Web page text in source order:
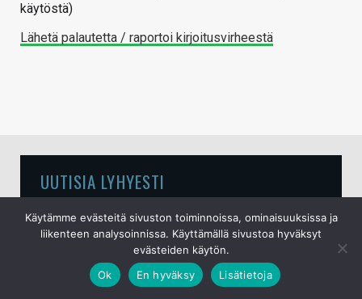
käytöstä)
Lähetä palautetta / raportoi kirjoitusvirheestä
UUTISIA LYHYESTI
Samsungin huhutaan tiputtavan Galaxy S27
Ultrasta neljännen takakameran pois
Käytämme evästeitä sivuston toiminnoissa, ominaisuuksissa ja
liikenteen analysoinnissa. Käyttämällä sivustoa hyväksyt
evästeiden käytön.
Ok
En hyväksy Lisätietoja